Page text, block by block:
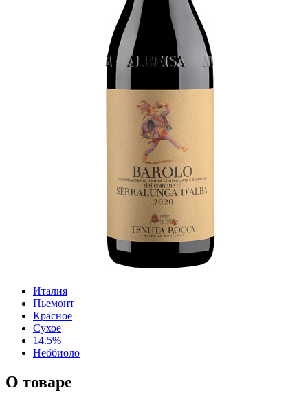
Италия
Пьемонт
Красное
Сухое
14.5%
Неббиоло
О товаре